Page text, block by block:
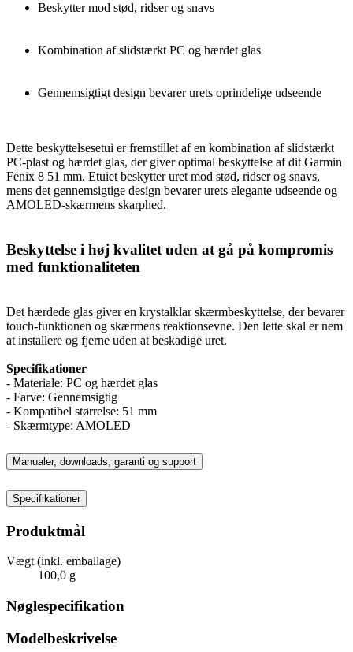
Beskytter mod stød, ridser og snavs
Kombination af slidstærkt PC og hærdet glas
Gennemsigtigt design bevarer urets oprindelige udseende
Dette beskyttelsesetui er fremstillet af en kombination af slidstærkt
PC-plast og hærdet glas, der giver optimal beskyttelse af dit Garmin
Fenix 8 51 mm. Etuiet beskytter uret mod stød, ridser og snavs,
mens det gennemsigtige design bevarer urets elegante udseende og
AMOLED-skærmens skarphed.
Beskyttelse i høj kvalitet uden at gå på kompromis
med funktionaliteten
Det hærdede glas giver en krystalklar skærmbeskyttelse, der bevarer
touch-funktionen og skærmens reaktionsevne. Den lette skal er nem
at installere og fjerne uden at beskadige uret.
Specifikationer
- Materiale: PC og hærdet glas
- Farve: Gennemsigtig
- Kompatibel størrelse: 51 mm
- Skærmtype: AMOLED
Manualer, downloads, garanti og support
Specifikationer
Produktmål
Vægt (inkl. emballage)
100,0 g
Nøglespecifikation
Modelbeskrivelse